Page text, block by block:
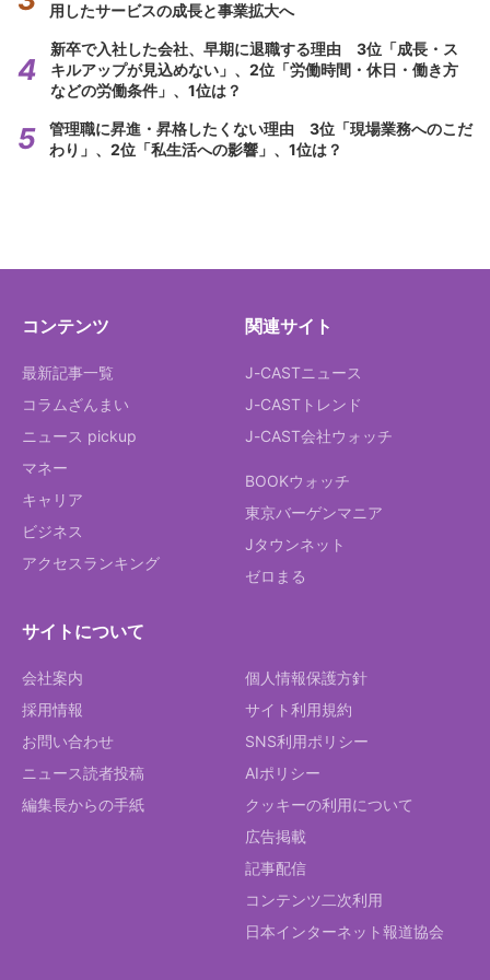
用したサービスの成長と事業拡大へ
新卒で入社した会社、早期に退職する理由 3位「成長・ス
キルアップが見込めない」、2位「労働時間・休日・働き方
などの労働条件」、1位は？
管理職に昇進・昇格したくない理由 3位「現場業務へのこだ
わり」、2位「私生活への影響」、1位は？
コンテンツ
最新記事一覧
コラムざんまい
ニュース pickup
マネー
キャリア
ビジネス
アクセスランキング
関連サイト
J-CASTニュース
J-CASTトレンド
J-CAST会社ウォッチ
BOOKウォッチ
東京バーゲンマニア
Jタウンネット
ゼロまる
サイトについて
会社案内
採用情報
お問い合わせ
ニュース読者投稿
編集長からの手紙
個人情報保護方針
サイト利用規約
SNS利用ポリシー
AIポリシー
クッキーの利用について
広告掲載
記事配信
コンテンツ二次利用
日本インターネット報道協会